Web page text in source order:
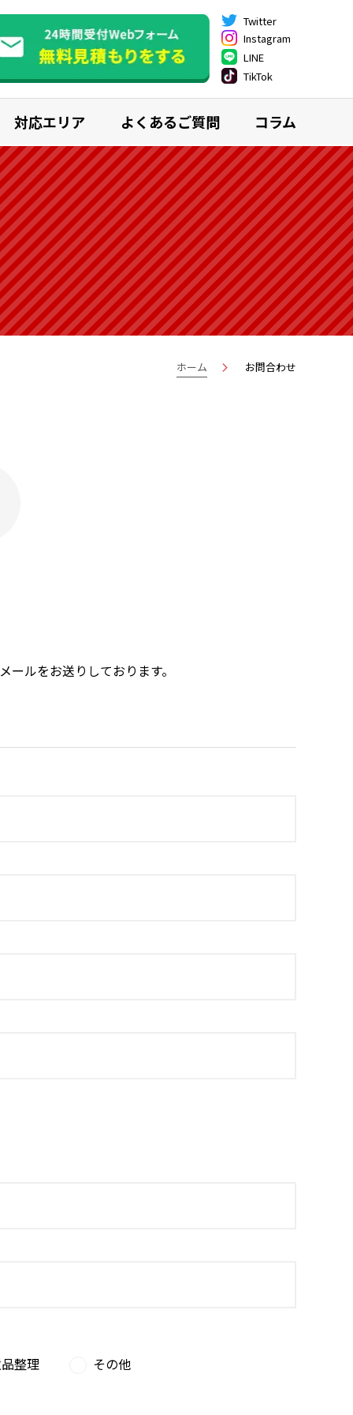
Twitter
Instagram
LINE
TikTok
対応エリア よくあるご質問 コラム
ホーム お問合わせ
ルをお送りしております。
整理 その他